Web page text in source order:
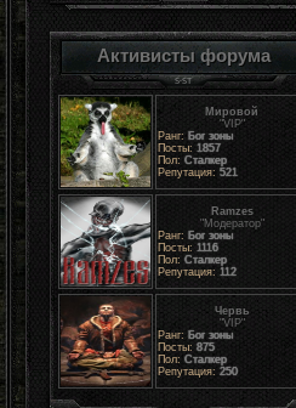
Активисты форума
Мировой
"VIP"
Ранг: Бог зоны
Посты: 1857
Пол: Сталкер
Репутация: 521
Ramzes
"Модератор"
Ранг: Бог зоны
Посты: 1116
Пол: Сталкер
Репутация: 112
Червь
"VIP"
Ранг: Бог зоны
Посты: 875
Пол: Сталкер
Репутация: 250